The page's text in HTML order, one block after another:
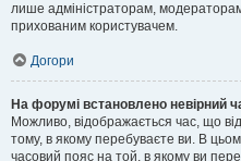
лише адміністраторам,
прихованим користувачем.
Догори
На форумі встановлено невірний
Можливо, відображається час, що
тому, в якому перебуваєте ви. В
часовий пояс на той, в якому ви